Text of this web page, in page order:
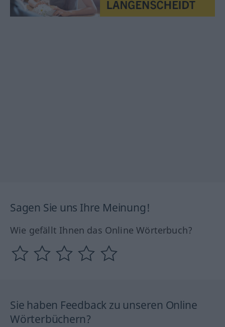
Sagen Sie uns Ihre Meinung!
Wie gefällt Ihnen das Online Wörterbuch?
Sie haben Feedback zu unseren Online
Wörterbüchern?